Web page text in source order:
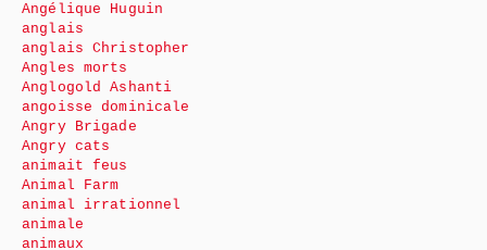
Angélique Huguin
anglais
anglais Christopher
Angles morts
Anglogold Ashanti
angoisse dominicale
Angry Brigade
Angry cats
animait feus
Animal Farm
animal irrationnel
animale
animaux